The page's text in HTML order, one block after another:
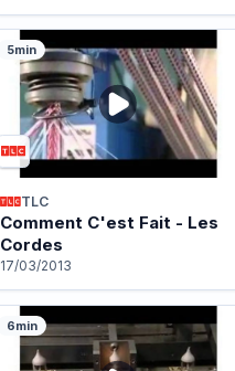
5min
TLC
Comment C'est Fait - Les
Cordes
17/03/2013
6min